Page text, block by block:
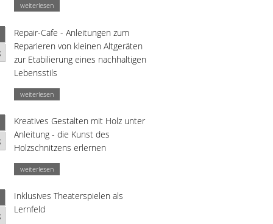
weiterlesen
Repair-Cafe - Anleitungen zum
Reparieren von kleinen Altgeräten
zur Etabilierung eines nachhaltigen
Lebensstils
weiterlesen
Kreatives Gestalten mit Holz unter
Anleitung - die Kunst des
Holzschnitzens erlernen
weiterlesen
Inklusives Theaterspielen als
Lernfeld